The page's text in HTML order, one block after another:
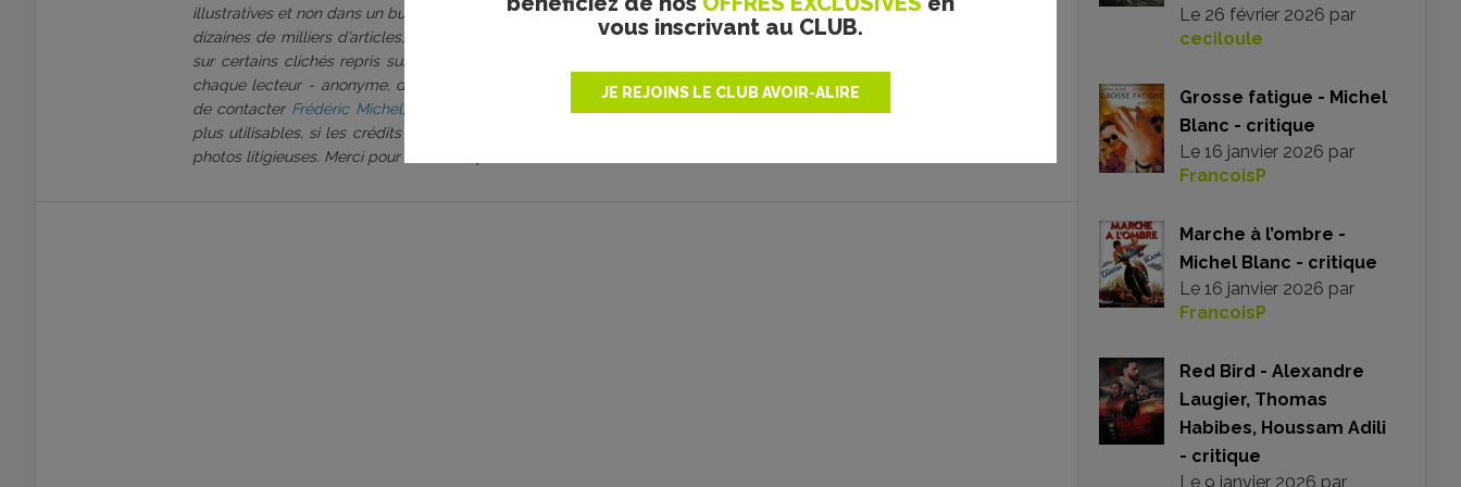
vous inscrivant au CLUB.
JE REJOINS LE CLUB AVOIR-ALIRE
illustratives et non dans un but d’exploitation commerciale. Après plusieurs décennies d’existence, des
dizaines de milliers d’articles, et une évolution de notre équipe de rédacteurs, mais aussi des droits
sur certains clichés repris sur notre plateforme, nous comptons sur la bienveillance et vigilance de
chaque lecteur - anonyme, distributeur, attaché de presse, artiste, photographe. Ayez la gentillesse
de contacter Frédéric Michel, rédacteur en chef, si certaines photographies ne sont pas ou ne sont
plus utilisables, si les crédits doivent être modifiés ou ajoutés. Nous nous engageons à retirer toutes
photos litigieuses. Merci pour votre compréhension.
Le 26 février 2026 par
ceciloule
Grosse fatigue - Michel
Blanc - critique
Le 16 janvier 2026 par
FrancoisP
Marche à l’ombre -
Michel Blanc - critique
Le 16 janvier 2026 par
FrancoisP
Red Bird - Alexandre
Laugier, Thomas
Habibes, Houssam Adili
- critique
Le 9 janvier 2026 par